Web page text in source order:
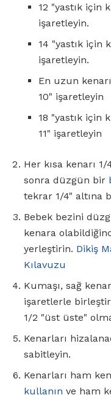
12 "yastık için
işaretleyin.
14 "yastık için
işaretleyin.
En uzun
10" işaretleyin
18 "yastık için
11" işaretleyin
Her kısa kenarı
sonra düzgün bir
tekrar 1/4" altına
Bebek bezini
kenara
yerleştirin. Dikiş
Kılavuzu
Kumaşı, sağ
işaretlerle
1/2 "üst üste"
Kenarları
sabitleyin.
Kenarları ham
kullanın ve ham